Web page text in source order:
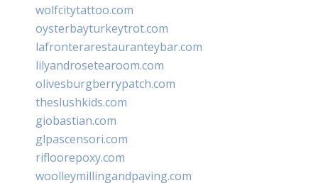
wolfcitytattoo.com
oysterbayturkeytrot.com
lafronterarestauranteybar.com
lilyandrosetearoom.com
olivesburgberrypatch.com
theslushkids.com
giobastian.com
glpascensori.com
rifloorepoxy.com
woolleymillingandpaving.com